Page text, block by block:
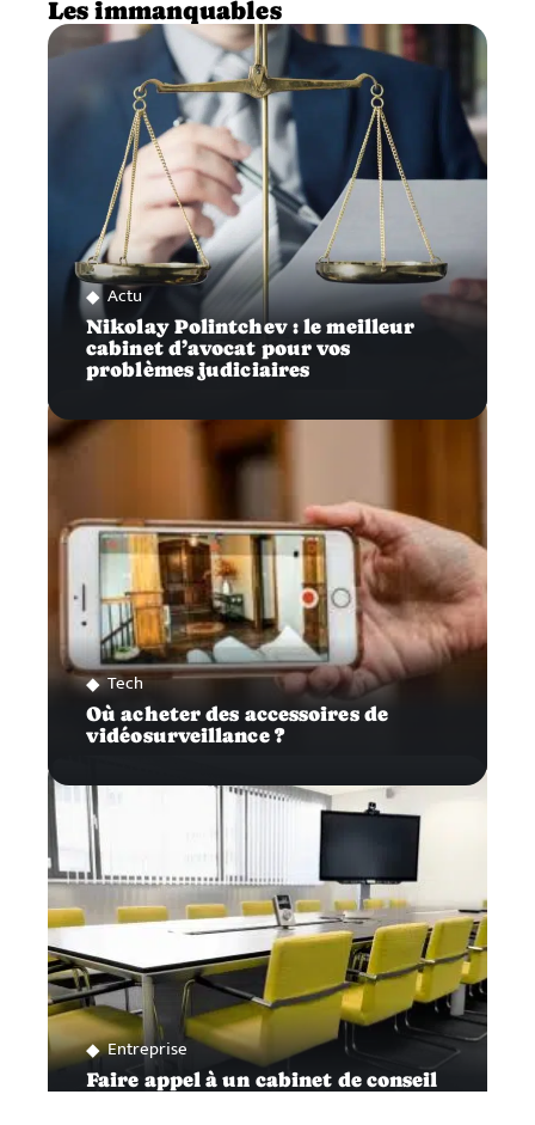
Les immanquables
Actu
Nikolay Polintchev : le meilleur
cabinet d’avocat pour vos
problèmes judiciaires
Tech
Où acheter des accessoires de
vidéosurveillance ?
Entreprise
Faire appel à un cabinet de conseil